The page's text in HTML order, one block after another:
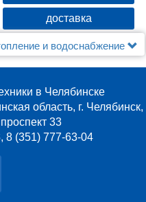
доставка
и водоснабжение
в Челябинске
область, г. Челябинск,
33
8 (351) 777-63-04